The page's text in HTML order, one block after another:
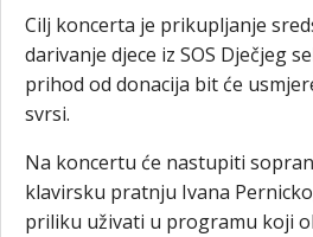
Cilj koncerta je prikupljanje
darivanje djece iz SOS Dječjeg
prihod od donacija bit će
svrsi.
Na koncertu će nastupiti
klavirsku pratnju Ivana
priliku uživati u programu koji